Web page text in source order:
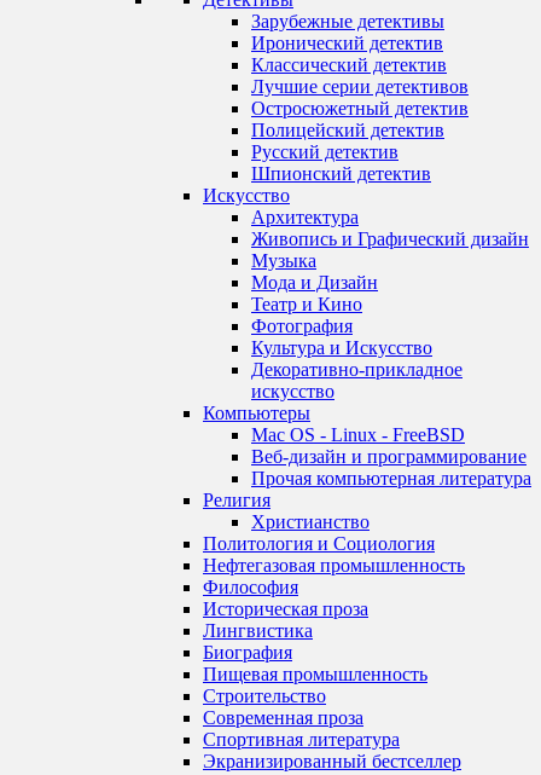
Зарубежные детективы
Иронический детектив
Классический детектив
Лучшие серии детективов
Остросюжетный детектив
Полицейский детектив
Русский детектив
Шпионский детектив
Искусство
Архитектура
Живопись и Графический дизайн
Музыка
Мода и Дизайн
Театр и Кино
Фотография
Культура и Искусство
Декоративно-прикладное
искусство
Компьютеры
Mac OS - Linux - FreeBSD
Веб-дизайн и программирование
Прочая компьютерная литература
Религия
Христианство
Политология и Социология
Нефтегазовая промышленность
Философия
Историческая проза
Лингвистика
Биография
Пищевая промышленность
Строительство
Современная проза
Спортивная литература
Экранизированный бестселлер